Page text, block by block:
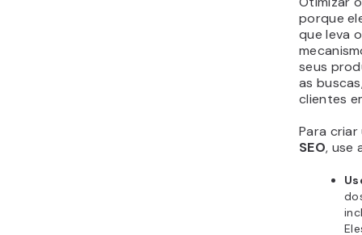
porque
que leva
seus
as
clientes
Para
SEO, use